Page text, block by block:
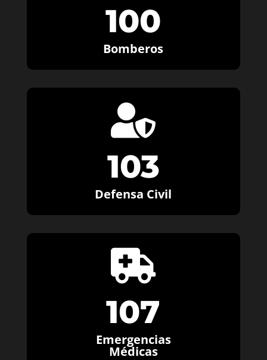
100
Bomberos

103
Defensa Civil

107
Emergencias
Médicas